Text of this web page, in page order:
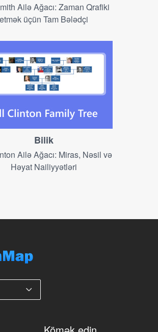
Ailə Ağacı: Zaman Qrafiki
etmək üçün Tam Bələdçi
Bilik
Ailə Ağacı: Miras, Nəsil və
Həyat Nailiyyətləri